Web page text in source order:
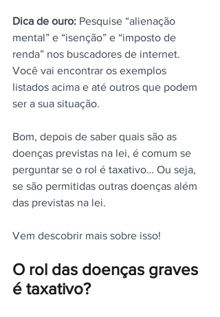
Dica de ouro: Pesquise “alienação
mental” e “isenção” e “imposto de
renda” nos buscadores de internet.
Você vai encontrar os exemplos
listados acima e até outros que podem
ser a sua situação.
Bom, depois de saber quais são as
doenças previstas na lei, é comum se
perguntar se o rol é taxativo… Ou seja,
se são permitidas outras doenças além
das previstas na lei.
Vem descobrir mais sobre isso!
O rol das doenças graves
é taxativo?